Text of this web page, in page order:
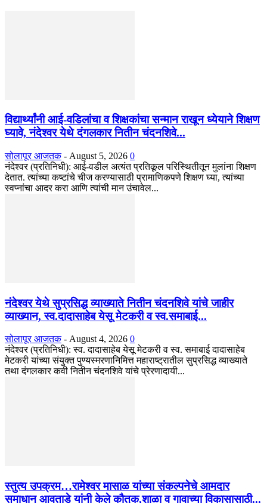
विद्यार्थ्यांनी आई-वडिलांचा व शिक्षकांचा सन्मान राखून ध्येयाने शिक्षण
घ्यावे, नंदेश्वर येथे दंगलकार नितीन चंदनशिवे...
सोलापूर आजतक - August 5, 2026 0
नंदेश्वर (प्रतिनिधी): आई-वडील अत्यंत प्रतिकूल परिस्थितीतून मुलांना शिक्षण
देतात. त्यांच्या कष्टांचे चीज करण्यासाठी प्रामाणिकपणे शिक्षण घ्या, त्यांच्या
स्वप्नांचा आदर करा आणि त्यांची मान उंचावेल...
नंदेश्वर येथे सुप्रसिद्ध व्याख्याते नितीन चंदनशिवे यांचे जाहीर
व्याख्यान, स्व.दादासाहेब येसू मेटकरी व स्व.समाबाई...
सोलापूर आजतक - August 4, 2026 0
नंदेश्वर (प्रतिनिधी): स्व. दादासाहेब येसू मेटकरी व स्व. समाबाई दादासाहेब
मेटकरी यांच्या संयुक्त पुण्यस्मरणानिमित्त महाराष्ट्रातील सुप्रसिद्ध व्याख्याते
तथा दंगलकार कवी नितीन चंदनशिवे यांचे प्रेरणादायी...
स्तुत्य उपक्रम…रामेश्वर मासाळ यांच्या संकल्पनेचे आमदार
समाधान आवताडे यांनी केले कौतुक,शाळा व गावाच्या विकासासाठी...